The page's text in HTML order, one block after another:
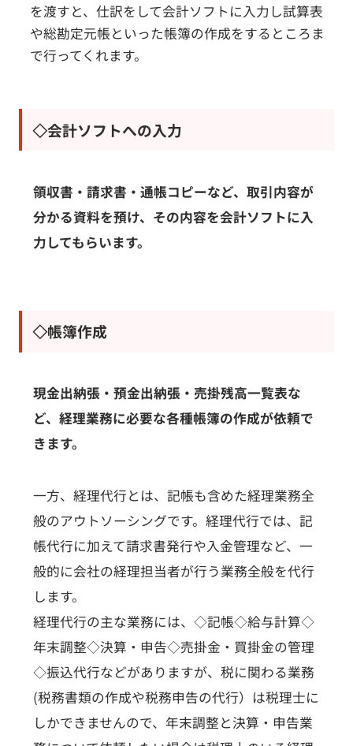
を渡すと、仕訳をして会計ソフトに入力し試算表
や総勘定元帳といった帳簿の作成をするところま
で行ってくれます。
◇会計ソフトへの入力
領収書・請求書・通帳コピーなど、取引内容が
分かる資料を預け、その内容を会計ソフトに入
力してもらいます。
◇帳簿作成
現金出納張・預金出納張・売掛残高一覧表な
ど、経理業務に必要な各種帳簿の作成が依頼で
きます。
一方、経理代行とは、記帳も含めた経理業務全
般のアウトソーシングです。経理代行では、記
帳代行に加えて請求書発行や入金管理など、一
般的に会社の経理担当者が行う業務全般を代行
します。
経理代行の主な業務には、◇記帳◇給与計算◇
年末調整◇決算・申告◇売掛金・買掛金の管理
◇振込代行などがありますが、税に関わる業務
(税務書類の作成や税務申告の代行）は税理士に
しかできませんので、年末調整と決算・申告業